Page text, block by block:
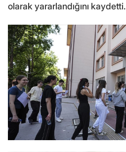
olarak yararlandığını kaydetti.